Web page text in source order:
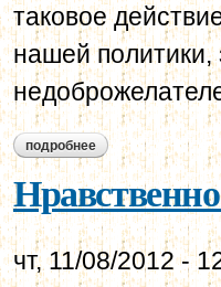
таковое
нашей политики,
подробнее о нравственно-
чт, 11/08/2012 -